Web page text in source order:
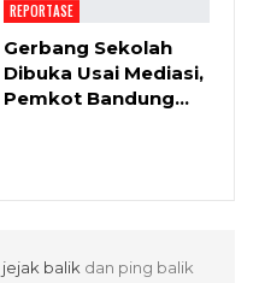
REPORTASE
Gerbang Sekolah
Dibuka Usai Mediasi,
Pemkot Bandung…
jejak balik dan ping balik